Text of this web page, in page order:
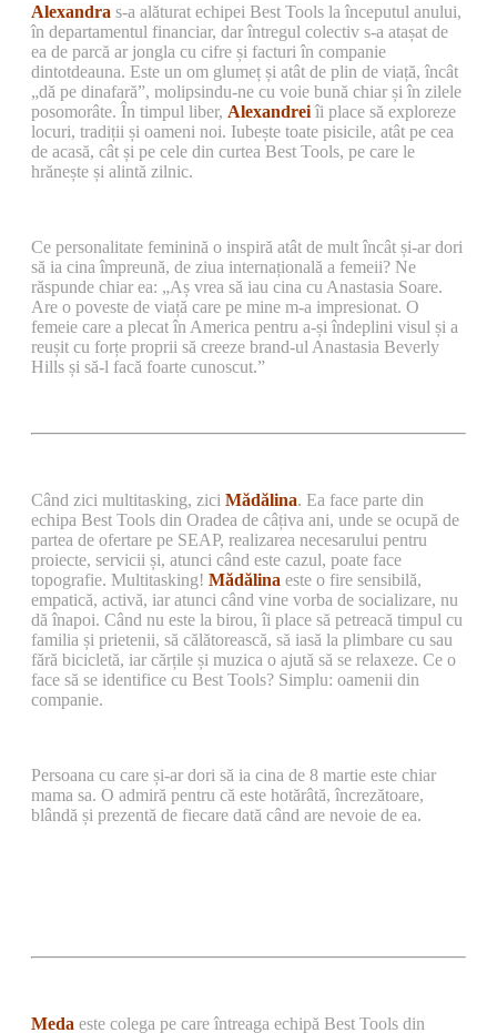
Alexandra s-a alăturat echipei Best Tools la începutul anului,
în departamentul financiar, dar întregul colectiv s-a atașat de
ea de parcă ar jongla cu cifre și facturi în companie
dintotdeauna. Este un om glumeț și atât de plin de viață, încât
„dă pe dinafară”, molipsindu-ne cu voie bună chiar și în zilele
posomorâte. În timpul liber, Alexandrei îi place să exploreze
locuri, tradiții și oameni noi. Iubește toate pisicile, atât pe cea
de acasă, cât și pe cele din curtea Best Tools, pe care le
hrănește și alintă zilnic.
Ce personalitate feminină o inspiră atât de mult încât și-ar dori
să ia cina împreună, de ziua internațională a femeii? Ne
răspunde chiar ea: „Aș vrea să iau cina cu Anastasia Soare.
Are o poveste de viață care pe mine m-a impresionat. O
femeie care a plecat în America pentru a-și îndeplini visul și a
reușit cu forțe proprii să creeze brand-ul Anastasia Beverly
Hills și să-l facă foarte cunoscut.”
Când zici multitasking, zici Mădălina. Ea face parte din
echipa Best Tools din Oradea de câțiva ani, unde se ocupă de
partea de ofertare pe SEAP, realizarea necesarului pentru
proiecte, servicii și, atunci când este cazul, poate face
topografie. Multitasking! Mădălina este o fire sensibilă,
empatică, activă, iar atunci când vine vorba de socializare, nu
dă înapoi. Când nu este la birou, îi place să petreacă timpul cu
familia și prietenii, să călătorească, să iasă la plimbare cu sau
fără bicicletă, iar cărțile și muzica o ajută să se relaxeze. Ce o
face să se identifice cu Best Tools? Simplu: oamenii din
companie.
Persoana cu care și-ar dori să ia cina de 8 martie este chiar
mama sa. O admiră pentru că este hotărâtă, încrezătoare,
blândă și prezentă de fiecare dată când are nevoie de ea.
Meda este colega pe care întreaga echipă Best Tools din